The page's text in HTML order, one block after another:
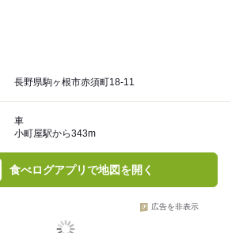
長野県駒ヶ根市赤須町18-11
車
小町屋駅から343m
食べログアプリで地図を開く
広告を非表示